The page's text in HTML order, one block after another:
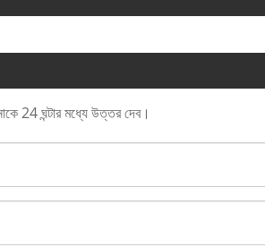
24 ঘন্টার মধ্যে উত্তর দেব।